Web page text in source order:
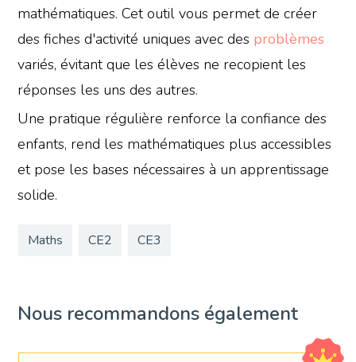
mathématiques. Cet outil vous permet de créer
des fiches d'activité uniques avec des problèmes
variés, évitant que les élèves ne recopient les
réponses les uns des autres.
Une pratique régulière renforce la confiance des
enfants, rend les mathématiques plus accessibles
et pose les bases nécessaires à un apprentissage
solide.
Maths CE2 CE3
Nous recommandons également